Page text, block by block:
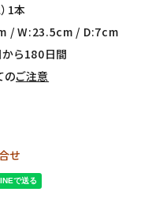
1本
/ W:23.5cm / D:7cm
ら180日間
のご注意
せ